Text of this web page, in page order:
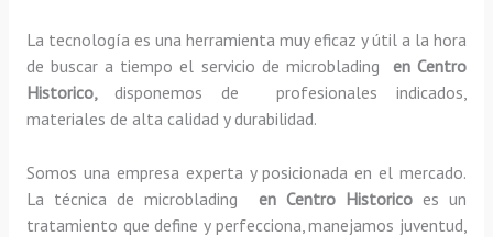
La tecnología es una herramienta muy eficaz y útil a la hora
de buscar a tiempo el servicio de microblading en Centro
Historico, disponemos de profesionales indicados,
materiales de alta calidad y durabilidad.
Somos una empresa experta y posicionada en el mercado.
La técnica de microblading en Centro Historico es un
tratamiento que define y perfecciona, manejamos juventud,